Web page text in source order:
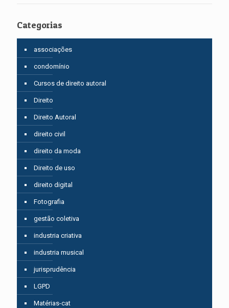
Categorias
associações
condomínio
Cursos de direito autoral
Direito
Direito Autoral
direito civil
direito da moda
Direito de uso
direito digital
Fotografia
gestão coletiva
industria criativa
industria musical
jurisprudência
LGPD
Matérias-cat